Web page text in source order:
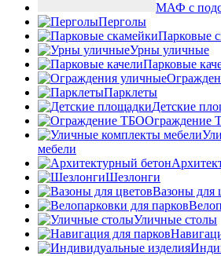
МАФ с
Перголы
Парковые
Урны уличные
Парковые
Парклеты
Детские
Ограждение
мебели
Шезлонги
Вазоны для
Уличные столы